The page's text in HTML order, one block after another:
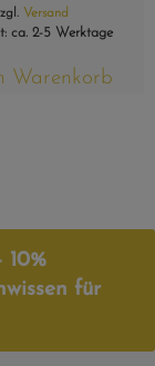
Versand
ca. 2-5 Werktage
Warenkorb
für